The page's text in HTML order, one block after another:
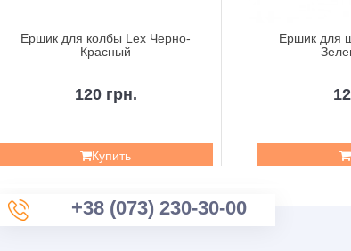
Ершик для колбы Lex Черно-
Красный
120 грн.
Купить
Ершик для
+38 (073) 230-30-00